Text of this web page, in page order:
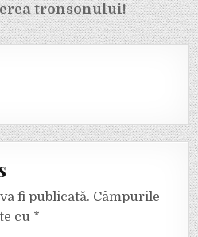
tronsonului!
fi publicată. Câmpurile
cu *